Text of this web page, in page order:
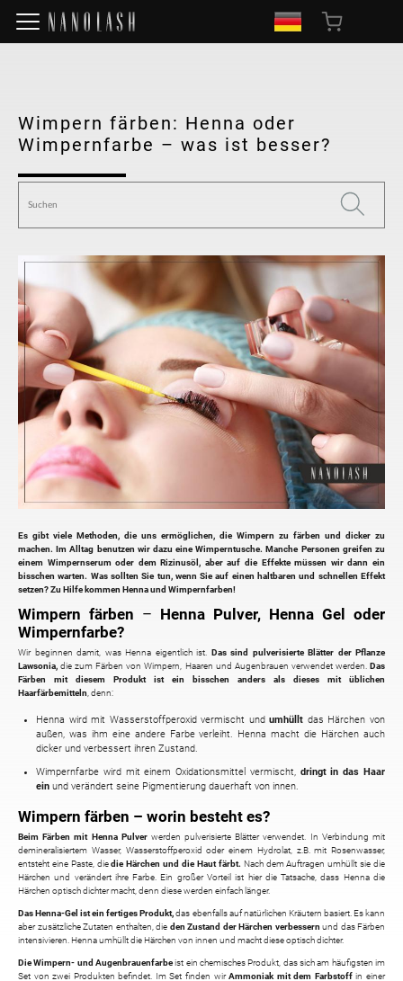
Wimpern färben: Henna oder
Wimpernfarbe – was ist besser?
Es gibt viele Methoden, die uns ermöglichen, die Wimpern zu färben und dicker zu
machen. Im Alltag benutzen wir dazu eine Wimperntusche. Manche Personen greifen zu
einem Wimpernserum oder dem Rizinusöl, aber auf die Effekte müssen wir dann ein
bisschen warten. Was sollten Sie tun, wenn Sie auf einen haltbaren und schnellen Effekt
setzen? Zu Hilfe kommen Henna und Wimpernfarben!
Wimpern färben – Henna Pulver, Henna Gel oder
Wimpernfarbe?
Wir beginnen damit, was Henna eigentlich ist. Das sind pulverisierte Blätter der Pflanze
Lawsonia, die zum Färben von Wimpern, Haaren und Augenbrauen verwendet werden. Das
Färben mit diesem Produkt ist ein bisschen anders als dieses mit üblichen
Haarfärbemitteln , denn:
Henna wird mit Wasserstoffperoxid vermischt undumhüllt das Härchen von
außen, was ihm eine andere Farbe verleiht. Henna macht die Härchen auch
dicker und verbessert ihren Zustand.
Wimpernfarbe wird mit einem Oxidationsmittel vermischt,dringt in das Haar
ein und verändert seine Pigmentierung dauerhaft von innen.
Wimpern färben – worin besteht es?
Beim Färben mit Henna Pulverwerden pulverisierte Blätter verwendet. In Verbindung mit
demineralisiertem Wasser, Wasserstoffperoxid oder einem Hydrolat, z.B. mit Rosenwasser,
entsteht eine Paste, diedie Härchen und die Haut färbt. Nach dem Auftragen umhüllt sie die
Härchen und verändert ihre Farbe. Ein großer Vorteil ist hier die Tatsache, dass Henna die
Härchen optisch dichter macht, denn diese werden einfach länger.
Das Henna-Gel ist ein fertiges Produkt,das ebenfalls auf natürlichen Kräutern basiert. Es kann
aber zusätzliche Zutaten enthalten, die den Zustand der Härchen verbessern und das Färben
intensivieren. Henna umhüllt die Härchen von innen und macht diese optisch dichter.
Die Wimpern- und Augenbrauenfarbeist ein chemisches Produkt, das sich am häufigsten im
Set von zwei Produkten befindet. Im Set finden wirAmmoniak mit dem Farbstoffin einer